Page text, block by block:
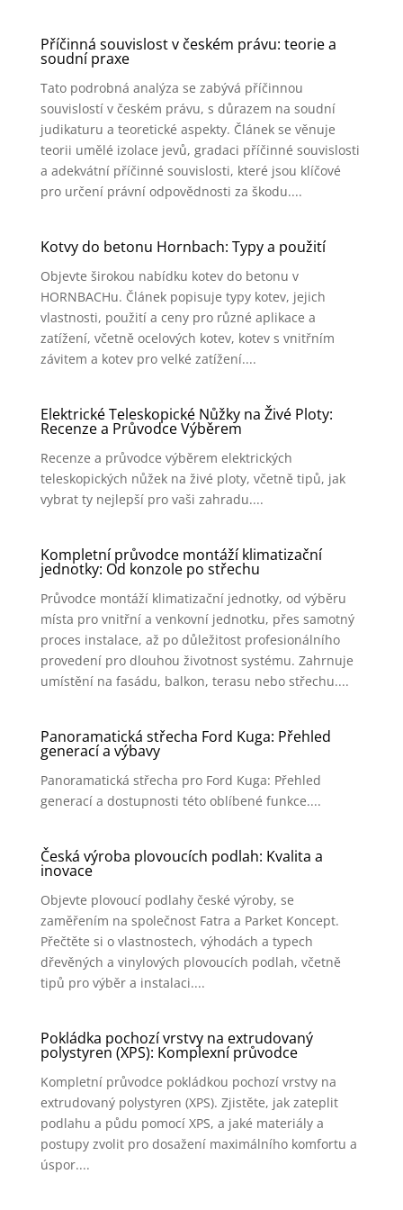
Příčinná souvislost v českém právu: teorie a
soudní praxe
Tato podrobná analýza se zabývá příčinnou
souvislostí v českém právu, s důrazem na soudní
judikaturu a teoretické aspekty. Článek se věnuje
teorii umělé izolace jevů, gradaci příčinné souvislosti
a adekvátní příčinné souvislosti, které jsou klíčové
pro určení právní odpovědnosti za škodu....
Kotvy do betonu Hornbach: Typy a použití
Objevte širokou nabídku kotev do betonu v
HORNBACHu. Článek popisuje typy kotev, jejich
vlastnosti, použití a ceny pro různé aplikace a
zatížení, včetně ocelových kotev, kotev s vnitřním
závitem a kotev pro velké zatížení....
Elektrické Teleskopické Nůžky na Živé Ploty:
Recenze a Průvodce Výběrem
Recenze a průvodce výběrem elektrických
teleskopických nůžek na živé ploty, včetně tipů, jak
vybrat ty nejlepší pro vaši zahradu....
Kompletní průvodce montáží klimatizační
jednotky: Od konzole po střechu
Průvodce montáží klimatizační jednotky, od výběru
místa pro vnitřní a venkovní jednotku, přes samotný
proces instalace, až po důležitost profesionálního
provedení pro dlouhou životnost systému. Zahrnuje
umístění na fasádu, balkon, terasu nebo střechu....
Panoramatická střecha Ford Kuga: Přehled
generací a výbavy
Panoramatická střecha pro Ford Kuga: Přehled
generací a dostupnosti této oblíbené funkce....
Česká výroba plovoucích podlah: Kvalita a
inovace
Objevte plovoucí podlahy české výroby, se
zaměřením na společnost Fatra a Parket Koncept.
Přečtěte si o vlastnostech, výhodách a typech
dřevěných a vinylových plovoucích podlah, včetně
tipů pro výběr a instalaci....
Pokládka pochozí vrstvy na extrudovaný
polystyren (XPS): Komplexní průvodce
Kompletní průvodce pokládkou pochozí vrstvy na
extrudovaný polystyren (XPS). Zjistěte, jak zateplit
podlahu a půdu pomocí XPS, a jaké materiály a
postupy zvolit pro dosažení maximálního komfortu a
úspor....